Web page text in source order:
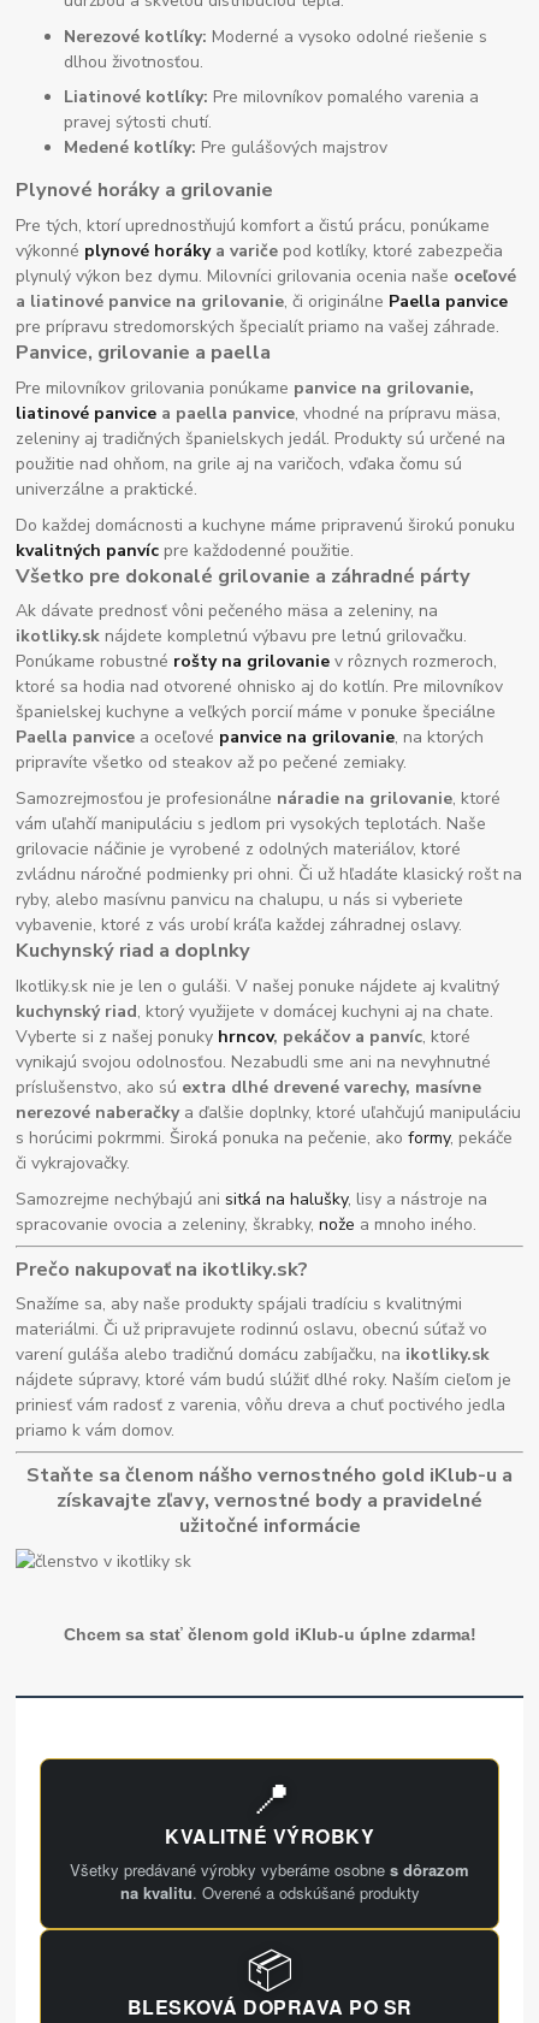
Nerezové kotlíky: Moderné a vysoko odolné riešenie s
dlhou životnosťou.
Liatinové kotlíky: Pre milovníkov pomalého varenia a
pravej sýtosti chutí.
Medené kotlíky: Pre gulášových majstrov
Plynové horáky a grilovanie
Pre tých, ktorí uprednostňujú komfort a čistú prácu, ponúkame
výkonné plynové horákya variče pod kotlíky, ktoré zabezpečia
plynulý výkon bez dymu. Milovníci grilovania ocenia naše oceľové
a liatinové panvice na grilovanie, či originálne Paella panvice
pre prípravu stredomorských špecialít priamo na vašej záhrade.
Panvice, grilovanie a paella
Pre milovníkov grilovania ponúkame panvice na grilovanie,
liatinové panvice a paella panvice, vhodné na prípravu mäsa,
zeleniny aj tradičných španielskych jedál. Produkty sú určené na
použitie nad ohňom, na grile aj na varičoch, vďaka čomu sú
univerzálne a praktické.
Do každej domácnosti a kuchyne máme pripravenú širokú ponuku
kvalitných panvíc pre každodenné použitie.
Všetko pre dokonalé grilovanie a záhradné párty
Ak dávate prednosť vôni pečeného mäsa a zeleniny, na
ikotliky.sk nájdete kompletnú výbavu pre letnú grilovačku.
Ponúkame robustné rošty na grilovanie v rôznych rozmeroch,
ktoré sa hodia nad otvorené ohnisko aj do kotlín. Pre milovníkov
španielskej kuchyne a veľkých porcií máme v ponuke špeciálne
Paella panvice a oceľové panvice na grilovanie, na ktorých
pripravíte všetko od steakov až po pečené zemiaky.
Samozrejmosťou je profesionálne náradie na grilovanie, ktoré
vám uľahčí manipuláciu s jedlom pri vysokých teplotách. Naše
grilovacie náčinie je vyrobené z odolných materiálov, ktoré
zvládnu náročné podmienky pri ohni. Či už hľadáte klasický rošt na
ryby, alebo masívnu panvicu na chalupu, u nás si vyberiete
vybavenie, ktoré z vás urobí kráľa každej záhradnej oslavy.
Kuchynský riad a doplnky
Ikotliky.sk nie je len o guláši. V našej ponuke nájdete aj kvalitný
kuchynský riad, ktorý využijete v domácej kuchyni aj na chate.
Vyberte si z našej ponuky hrncov, pekáčov a panvíc, ktoré
vynikajú svojou odolnosťou. Nezabudli sme ani na nevyhnutné
príslušenstvo, ako sú extra dlhé drevené varechy, masívne
nerezové naberačkya ďalšie doplnky, ktoré uľahčujú manipuláciu
s horúcimi pokrmmi. Široká ponuka na pečenie, akoformy, pekáče
či vykrajovačky.
Samozrejme nechýbajú anisitká na halušky, lisy a nástroje na
spracovanie ovocia a zeleniny, škrabky,nože a mnoho iného.
Prečo nakupovať na ikotliky.sk?
Snažíme sa, aby naše produkty spájali tradíciu s kvalitnými
materiálmi. Či už pripravujete rodinnú oslavu, obecnú súťaž vo
varení guláša alebo tradičnú domácu zabíjačku, na ikotliky.sk
nájdete súpravy, ktoré vám budú slúžiť dlhé roky. Naším cieľom je
priniesť vám radosť z varenia, vôňu dreva a chuť poctivého jedla
priamo k vám domov.
Staňte sa členom nášho vernostného gold iKlub-u a
získavajte zľavy, vernostné body a pravidelné
užitočné informácie
Chcem sa stať členom gold iKlub-u úplne zdarma!
📍
KVALITNÉ VÝROBKY
Všetky predávané výrobky vyberáme osobne s dôrazom
na kvalitu. Overené a odskúšané produkty
📦
BLESKOVÁ DOPRAVA PO SR